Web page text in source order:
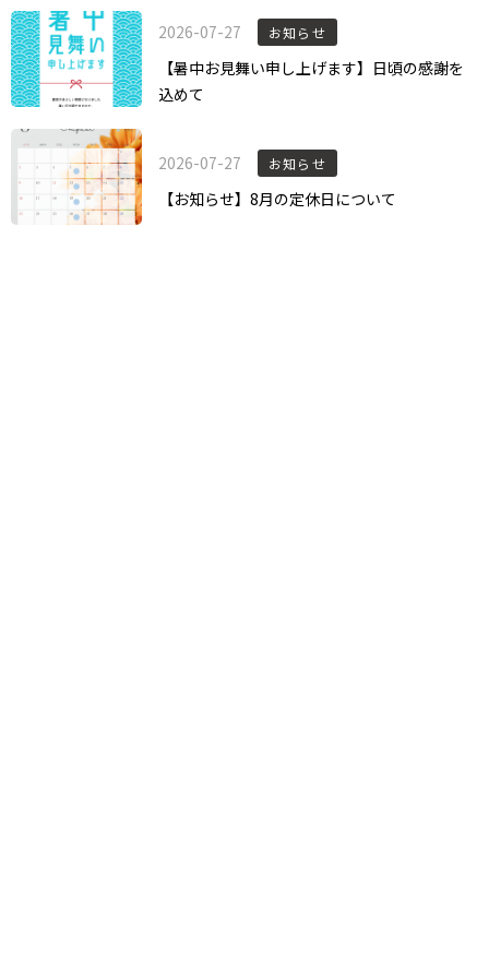
2026-07-27 お知らせ
【暑中お見舞い申し上げます】日頃の感謝を
込めて
2026-07-27 お知らせ
【お知らせ】8月の定休日について